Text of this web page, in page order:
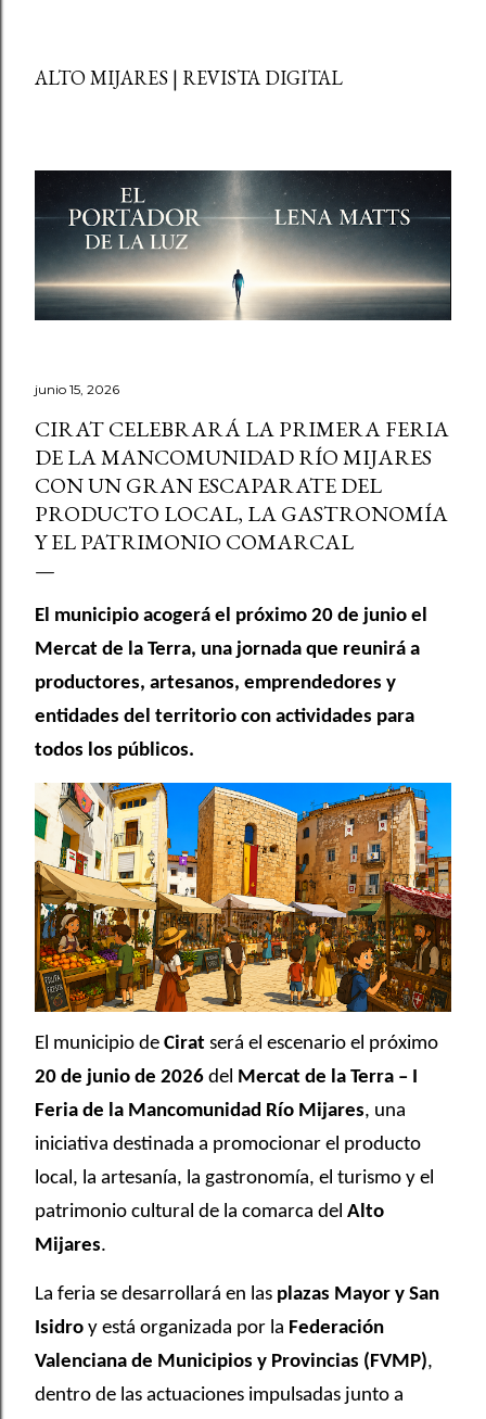
ALTO MIJARES | REVISTA DIGITAL
junio 15, 2026
CIRAT CELEBRARÁ LA PRIMERA FERIA
DE LA MANCOMUNIDAD RÍO MIJARES
CON UN GRAN ESCAPARATE DEL
PRODUCTO LOCAL, LA GASTRONOMÍA
Y EL PATRIMONIO COMARCAL
El municipio acogerá el próximo 20 de junio el
Mercat de la Terra, una jornada que reunirá a
productores, artesanos, emprendedores y
entidades del territorio con actividades para
todos los públicos.
El municipio de Cirat será el escenario el próximo
20 de junio de 2026 del Mercat de la Terra – I
Feria de la Mancomunidad Río Mijares, una
iniciativa destinada a promocionar el producto
local, la artesanía, la gastronomía, el turismo y el
patrimonio cultural de la comarca del Alto
Mijares.
La feria se desarrollará en las plazas Mayor y San
Isidro y está organizada por la Federación
Valenciana de Municipios y Provincias (FVMP),
dentro de las actuaciones impulsadas junto a